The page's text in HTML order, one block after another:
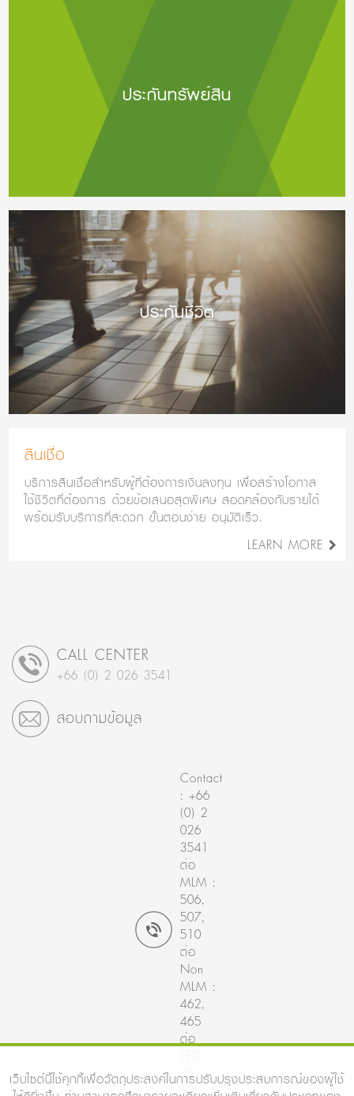
ประกันทรัพย์สิน
ประกันชีวิต
สินเชื่อ
บริการสินเชื่อสำหรับผู้ที่ต้องการเงินลงทุน เพื่อสร้างโอกาส
ใช้ชีวิตที่ต้องการ ด้วยข้อเสนอสุดพิเศษ สอดคล้องกับรายได้
พร้อมรับบริการที่สะดวก ขั้นตอนง่าย อนุมัติเร็ว.
LEARN MORE
CALL CENTER
+66 (0) 2 026 3541
สอบถามข้อมูล
Contact
: +66
(0) 2
026
3541
ต่อ
MLM :
506,
507,
510
ต่อ
Non
MLM :
462,
465
ต่อ
451,
505
เว็บไซต์นี้ใช้คุกกี้เพื่อวัตถุประสงค์ในการปรับปรุงประสบการณ์ของผู้ใช้